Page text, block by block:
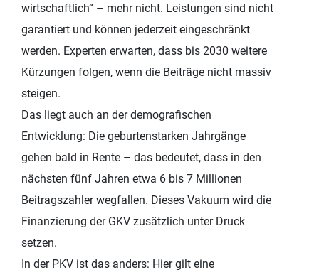
wirtschaftlich“ – mehr nicht. Leistungen sind nicht
garantiert und können jederzeit eingeschränkt
werden. Experten erwarten, dass bis 2030 weitere
Kürzungen folgen, wenn die Beiträge nicht massiv
steigen.
Das liegt auch an der demografischen
Entwicklung: Die geburtenstarken Jahrgänge
gehen bald in Rente – das bedeutet, dass in den
nächsten fünf Jahren etwa 6 bis 7 Millionen
Beitragszahler wegfallen. Dieses Vakuum wird die
Finanzierung der GKV zusätzlich unter Druck
setzen.
In der PKV ist das anders: Hier gilt eine